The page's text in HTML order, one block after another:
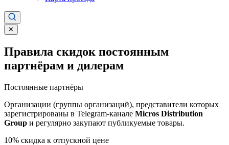
✕
Правила скидок постоянным
партнёрам и дилерам
Постоянные партнёры
Организации (группы организаций), представители которых
зарегистрированы в Telegram-канале Micros Distribution
Group и регулярно закупают публикуемые товары.
10% скидка к отпускной цене